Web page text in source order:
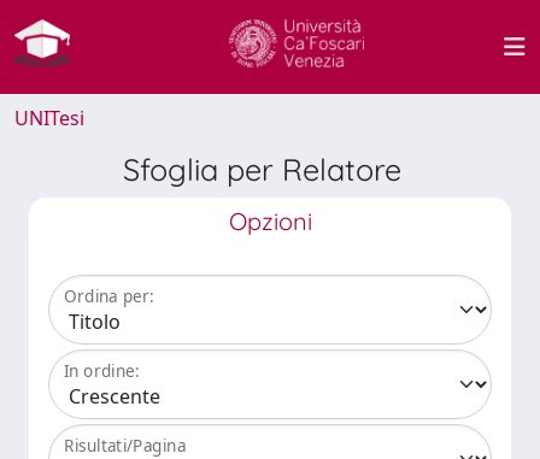
UNITesi
Sfoglia per Relatore
Opzioni
Ordina per:
In ordine:
Risultati/Pagina